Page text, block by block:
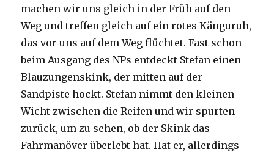
machen wir uns gleich in der Früh auf den
Weg und treffen gleich auf ein rotes Känguruh,
das vor uns auf dem Weg flüchtet. Fast schon
beim Ausgang des NPs entdeckt Stefan einen
Blauzungenskink, der mitten auf der
Sandpiste hockt. Stefan nimmt den kleinen
Wicht zwischen die Reifen und wir spurten
zurück, um zu sehen, ob der Skink das
Fahrmanöver überlebt hat. Hat er, allerdings